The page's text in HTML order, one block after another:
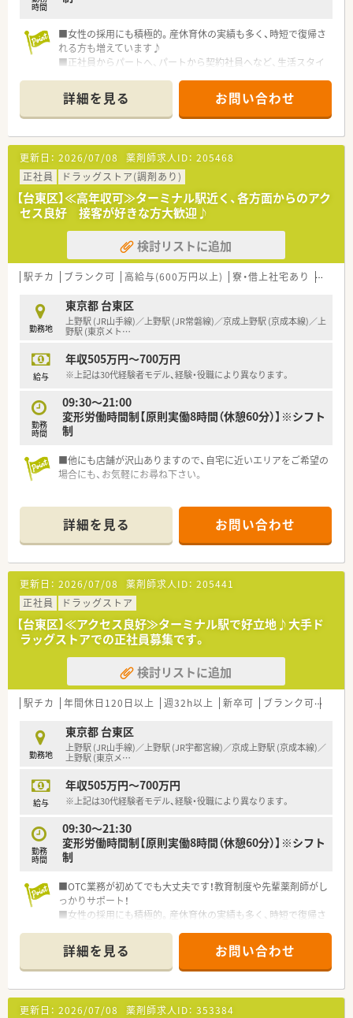
みながら学べる医療情報の発信を行っています。
時間
■女性の採用にも積極的。産休育休の実績も多く、時短で復帰さ
れる方も増えています♪
■正社員からパートへ、パートから契約社員へなど、生活スタイ
詳細を見る お問い合わせ
更新日： 2026/07/08 薬剤師求人ID： 205468
正社員
ドラッグストア(調剤あり)
【台東区】≪高年収可≫ターミナル駅近く、各方面からのアク
セス良好 接客が好きな方大歓迎♪
検討リストに追加
駅チカ ブランク可 高給与(600万円以上) 寮・借上社宅あり 認定薬
勤務地
東京都 台東区
上野駅 (JR山手線)／上野駅 (JR常磐線)／京成上野駅 (京成本線)／上
野駅 (東京メト…
給与
年収505万円～700万円
※上記は30代経験者モデル、経験・役職により異なります。
勤務
時間
09:30～21:00
変形労働時間制【原則実働8時間（休憩60分）】※シフト
制
■他にも店舗が沢山ありますので、自宅に近いエリアをご希望の
場合にも、お気軽にお尋ね下さい。
詳細を見る お問い合わせ
更新日： 2026/07/08 薬剤師求人ID： 205441
正社員
ドラッグストア
【台東区】≪アクセス良好≫ターミナル駅で好立地♪大手ド
ラッグストアでの正社員募集です。
検討リストに追加
駅チカ 年間休日120日以上 週32h以上 新卒可 ブランク可
勤務地
東京都 台東区
上野駅 (JR山手線)／上野駅 (JR宇都宮線)／京成上野駅 (京成本線)／
上野駅 (東京メ…
給与
年収505万円～700万円
※上記は30代経験者モデル、経験・役職により異なります。
勤務
時間
09:30～21:30
変形労働時間制【原則実働8時間（休憩60分）】※シフト
制
■OTC業務が初めてでも大丈夫です！教育制度や先輩薬剤師がし
っかりサポート！
■女性の採用にも積極的。産休育休の実績も多く、時短で復帰さ
詳細を見る お問い合わせ
更新日： 2026/07/08 薬剤師求人ID： 353384